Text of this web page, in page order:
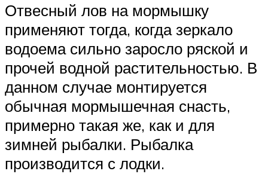
Отвесный лов на мормышку
применяют тогда, когда зеркало
водоема сильно заросло ряской и
прочей водной растительностью. В
данном случае монтируется
обычная мормышечная снасть,
примерно такая же, как и для
зимней рыбалки. Рыбалка
производится с лодки.